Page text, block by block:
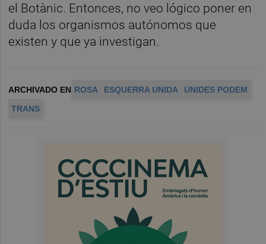
el Botànic. Entonces, no veo lógico poner en
duda los organismos autónomos que
existen y que ya investigan.
ARCHIVADO EN ROSA ESQUERRA UNIDA
UNIDES PODEM
TRANS